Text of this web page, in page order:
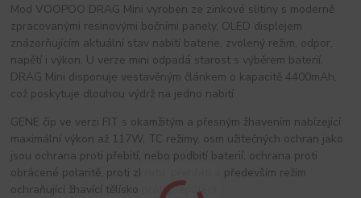
Mod VOOPOO DRAG Mini vyroben ze zinkové slitiny s moderně
zpracovanými resinovými bočními panely, OLED displejem
znázorňujícím aktuální stav nabití baterie, zvolený režim, odpor,
napětí i výkon. U verze mini odpadá starost s výběrem baterií.
DRAG Mini disponuje vestavěným článkem o kapacitě 4400mAh,
což poskytuje dlouhou výdrž na jedno nabití.
GENE čip ve verzi FIT s okamžitým a přesným žhavením nabízející
maximální výkon až 117W, TC režimy, osm užitečných ochran jako
jsou ochrana proti přebití, nebo podbití baterií, ochrana proti
obrácené polaritě, proti zkratu, přehřátí a především režim
ochraňující žhavící tělísko proti přepálení.